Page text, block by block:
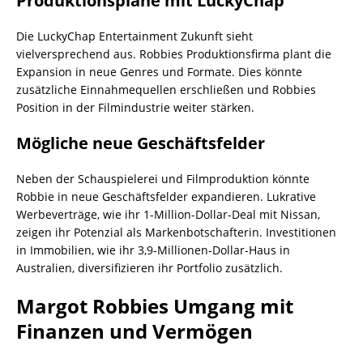
Die LuckyChap Entertainment Zukunft sieht
vielversprechend aus. Robbies Produktionsfirma plant die
Expansion in neue Genres und Formate. Dies könnte
zusätzliche Einnahmequellen erschließen und Robbies
Position in der Filmindustrie weiter stärken.
Mögliche neue Geschäftsfelder
Neben der Schauspielerei und Filmproduktion könnte
Robbie in neue Geschäftsfelder expandieren. Lukrative
Werbeverträge, wie ihr 1-Million-Dollar-Deal mit Nissan,
zeigen ihr Potenzial als Markenbotschafterin. Investitionen
in Immobilien, wie ihr 3,9-Millionen-Dollar-Haus in
Australien, diversifizieren ihr Portfolio zusätzlich.
Margot Robbies Umgang mit
Finanzen und Vermögen